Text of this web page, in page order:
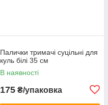
Палички тримачі суцільні для
куль білі 35 см
В наявності
175 ₴/упаковка